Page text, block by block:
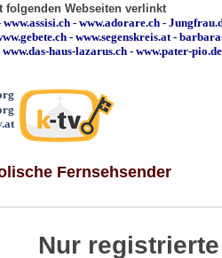
folgenden Webseiten verlinkt
www.assisi.ch - www.adorare.ch -
- www.segenskreis.at -
www.das-haus-lazarus.ch - www.pater-pio.de
Fernsehsender
Nur